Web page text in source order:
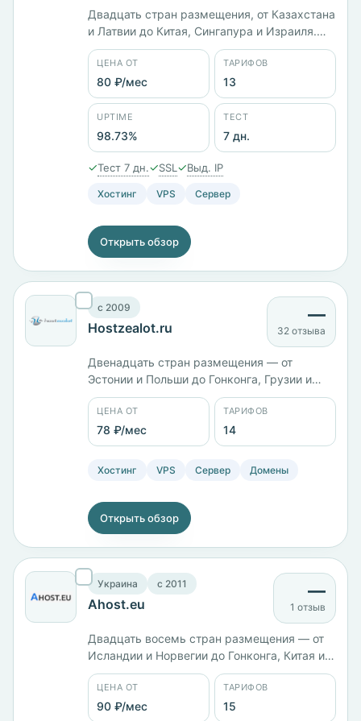
Двадцать стран размещения, от Казахстана
и Латвии до Китая, Сингапура и Израиля.
Юрлицо ООО «ИТК», работает с 2014 года.
Тринадцать тарифов от 80 ₽/мес: KVM-1 с 1
ГБ памяти стоит 990 ₽/мес, старший KVM-
12 с 64 ГБ и диском на 500 ГБ — 27 600 ₽/
мес. Панель ISPmanager, заявленный uptime
98,73%.
ЦЕНА ОТ
80 ₽/мес
ТАРИФОВ
13
UPTIME
98.73%
ТЕСТ
7 дн.
✓Тест 7 дн.✓SSL ✓Выд. IP
Хостинг VPS Сервер
Открыть обзор
c 2009
Hostzealot.ru
—
32 отзыва
Двенадцать стран размещения — от
Эстонии и Польши до Гонконга, Грузии и
Израиля. Линейка KVM-HDD размечена по
объёму памяти: от 1 ГБ с 3 ядрами и
диском на 40 ГБ до 16 ГБ с 6 ядрами и
диском на 400 ГБ. Четырнадцать тарифов
от 78 ₽/мес, оплата картой, Apple Pay или
ЦЕНА ОТ
78 ₽/мес
ТАРИФОВ
14
Хостинг VPS Сервер Домены
Открыть обзор
Украина c 2011
Ahost.eu
—
1 отзыв
Двадцать восемь стран размещения — от
Исландии и Норвегии до Гонконга, Китая и
Японии. Компания работает с 2011 года, 15
тарифов от 90 ₽/мес; российская версия
KVM ADVANCED с 6 ядрами и 8 ГБ памяти
ЦЕНА ОТ
90 ₽/мес
ТАРИФОВ
15